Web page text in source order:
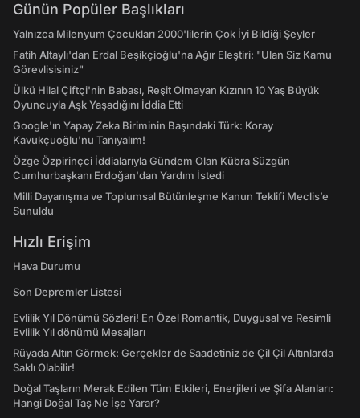
Günün Popüler Başlıkları
Yalnızca Milenyum Çocukları 2000'lilerin Çok İyi Bildiği Şeyler
Fatih Altaylı'dan Erdal Beşikçioğlu'na Ağır Eleştiri: "Ulan Siz Kamu
Görevlisisiniz"
Ülkü Hilal Çiftçi'nin Babası, Reşit Olmayan Kızının 10 Yaş Büyük
Oyuncuyla Aşk Yaşadığını İddia Etti
Google'ın Yapay Zeka Biriminin Başındaki Türk: Koray
Kavukçuoğlu'nu Tanıyalım!
Özge Özpirinçci İddialarıyla Gündem Olan Kübra Süzgün
Cumhurbaşkanı Erdoğan'dan Yardım İstedi
Milli Dayanışma ve Toplumsal Bütünleşme Kanun Teklifi Meclis’e
Sunuldu
Hızlı Erişim
Hava Durumu
Son Depremler Listesi
Evlilik Yıl Dönümü Sözleri! En Özel Romantik, Duygusal ve Resimli
Evlilik Yıl dönümü Mesajları
Rüyada Altın Görmek: Gerçekler de Saadetiniz de Çil Çil Altınlarda
Saklı Olabilir!
Doğal Taşların Merak Edilen Tüm Etkileri, Enerjileri ve Şifa Alanları:
Hangi Doğal Taş Ne İşe Yarar?